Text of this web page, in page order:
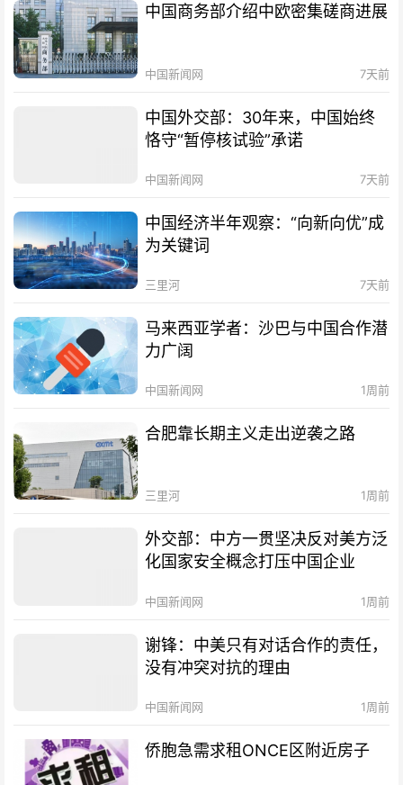
中国商务部介绍中欧密集磋商进展
中国新闻网 7天前
中国外交部：30年来，中国始终
恪守“暂停核试验”承诺
中国新闻网 7天前
中国经济半年观察：“向新向优”成
为关键词
三里河 7天前
马来西亚学者：沙巴与中国合作潜
力广阔
中国新闻网 1周前
合肥靠长期主义走出逆袭之路
三里河 1周前
外交部：中方一贯坚决反对美方泛
化国家安全概念打压中国企业
中国新闻网 1周前
谢锋：中美只有对话合作的责任，
没有冲突对抗的理由
中国新闻网 1周前
侨胞急需求租ONCE区附近房子